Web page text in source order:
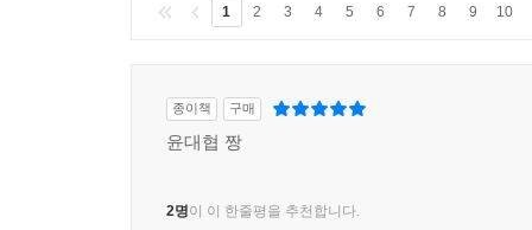
1 2 3 4 5 6 7 8 9 10
종이책 구매
윤대협 짱
2명이 이 한줄평을 추천합니다.